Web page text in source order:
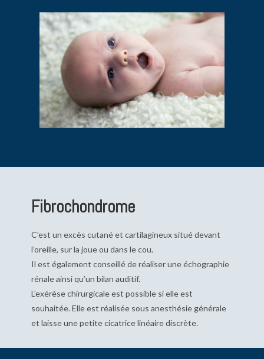
Fibrochondrome
C’est un excès cutané et cartilagineux situé devant
l’oreille, sur la joue ou dans le cou.
Il est également conseillé de réaliser une échographie
rénale ainsi qu’un bilan auditif.
L’exérèse chirurgicale est possible si elle est
souhaitée. Elle est réalisée sous anesthésie générale
et laisse une petite cicatrice linéaire discrète.